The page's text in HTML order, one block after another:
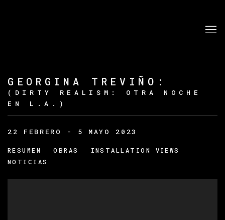
GEORGINA TREVIÑO :
(DIRTY REALISM: OTRA NOCHE
EN L.A.)
22 FEBRERO - 5 MAYO 2023
RESUMEN OBRAS
INSTALLATION VIEWS
NOTICIAS